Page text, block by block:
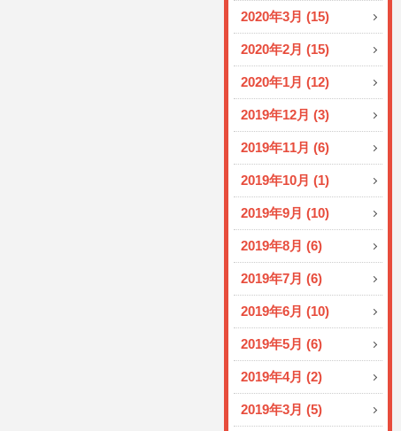
2020年3月 (15)
2020年2月 (15)
2020年1月 (12)
2019年12月 (3)
2019年11月 (6)
2019年10月 (1)
2019年9月 (10)
2019年8月 (6)
2019年7月 (6)
2019年6月 (10)
2019年5月 (6)
2019年4月 (2)
2019年3月 (5)